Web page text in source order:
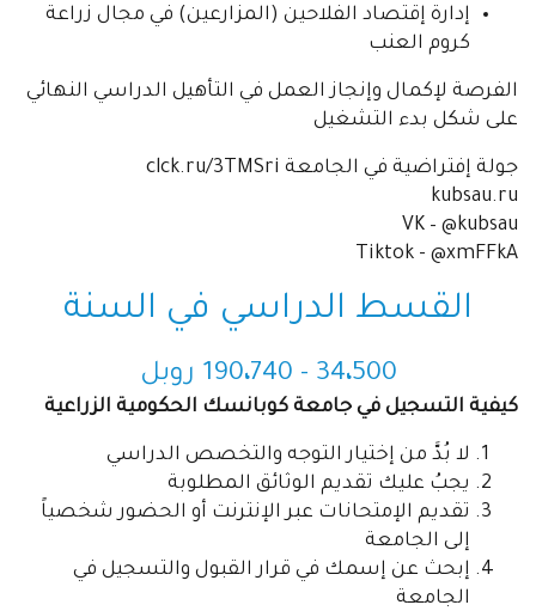
إدارة إقتصاد الفلاحين (المزارعين) في مجال زراعة
كروم العنب
الفرصة لإكمال وإنجاز العمل في التأهيل الدراسي النهائي
على شكل بدء التشغيل
جولة إفتراضية في الجامعة clck.ru/3TMSri
kubsau.ru
VK – @kubsau
Tiktok - @xmFFkA
القسط الدراسي في السنة
34،500 - 190 ،740 روبل
كيفية التسجيل في جامعة كوبانسك الحكومية الزراعية
لا بُدَّ من إختيار التوجه والتخصص الدراسي
يجبُ عليك تقديم الوثائق المطلوبة
تقديم الإمتحانات عبر الإنترنت أو الحضور شخصياً
إلى الجامعة
إبحث عن إسمك في قرار القبول والتسجيل في
الجامعة